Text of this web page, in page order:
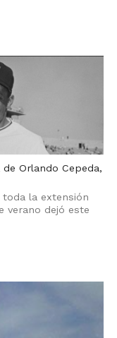
Orlando Cepeda,
toda la extensión
verano dejó este